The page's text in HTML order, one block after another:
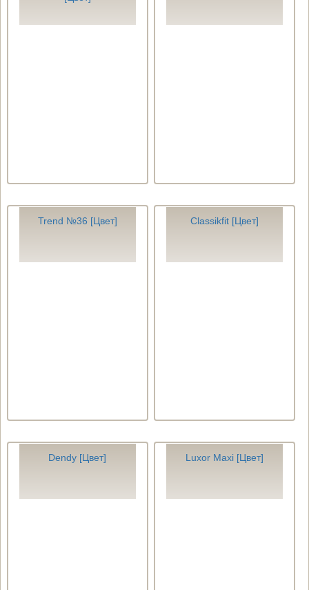
Trend №36 [Цвет] Classikfit [Цвет]
Dendy [Цвет] Luxor Maxi [Цвет]